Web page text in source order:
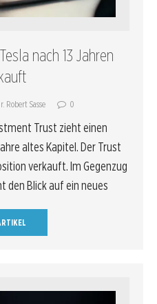
nach 13 Jahren
Robert Sasse 0
Trust zieht einen
altes Kapitel. Der Trust
verkauft. Im Gegenzug
den Blick auf ein neues